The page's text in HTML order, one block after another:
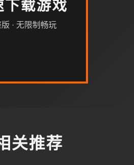
下载游戏
· 无限制畅玩
关推荐